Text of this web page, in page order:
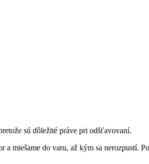
sú dôležité práve pri odšťavovaní.
miešame do varu, až kým sa nerozpustí.